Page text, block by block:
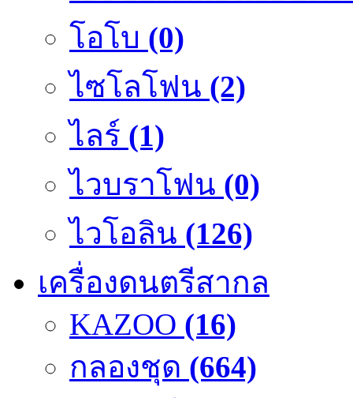
โอโบ (0)
ไซโลโฟน (2)
ไลร์ (1)
ไวบราโฟน (0)
ไวโอลิน (126)
เครื่องดนตรีสากล
KAZOO (16)
กลองชุด (664)